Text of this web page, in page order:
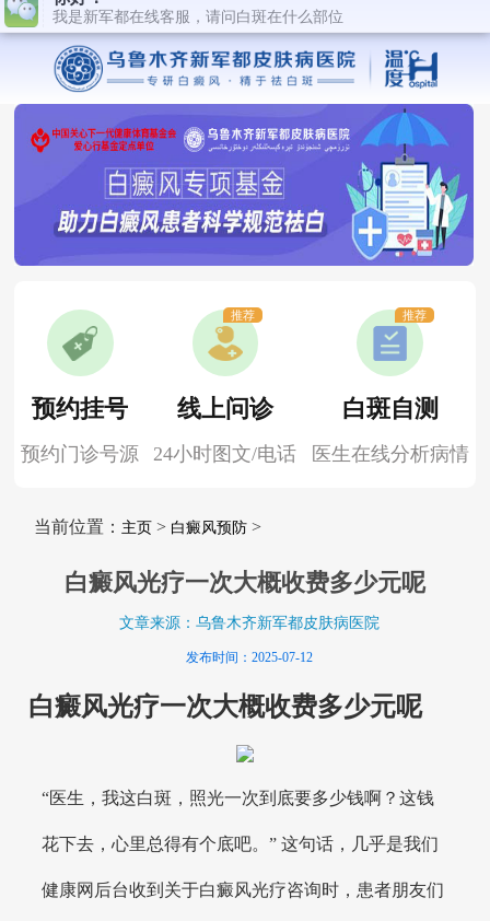
预约挂号
预约门诊号源
线上问诊
24小时图文/电话
推荐
白斑自测
医生在线分析病情
推荐
当前位置： 主页> 白癜风预防>
白癜风光疗一次大概收费多少元呢
文章来源：乌鲁木齐新军都皮肤病医院
发布时间：2025-07-12
白癜风光疗一次大概收费多少元呢
“医生，我这白斑，照光一次到底要多少钱啊？这钱
花下去，心里总得有个底吧。” 这句话，几乎是我们
健康网后台收到关于白癜风光疗咨询时，患者朋友们